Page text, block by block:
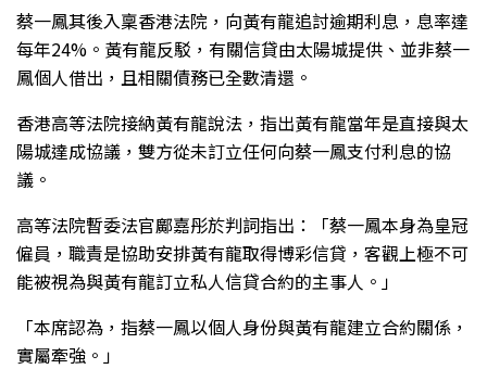
蔡一鳳其後入稟香港法院，向黃有龍追討逾期利息，息率達
每年24%。黃有龍反駁，有關信貸由太陽城提供、並非蔡一
鳳個人借出，且相關債務已全數清還。
香港高等法院接納黃有龍說法，指出黃有龍當年是直接與太
陽城達成協議，雙方從未訂立任何向蔡一鳳支付利息的協
議。
高等法院暫委法官鄺嘉彤於判詞指出：「蔡一鳳本身為皇冠
僱員，職責是協助安排黃有龍取得博彩信貸，客觀上極不可
能被視為與黃有龍訂立私人信貸合約的主事人。」
「本席認為，指蔡一鳳以個人身份與黃有龍建立合約關係，
實屬牽強。」